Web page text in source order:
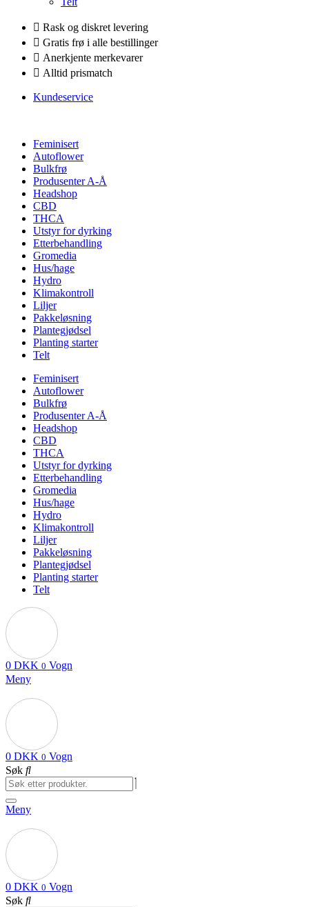
Rask og diskret levering
Gratis frø i alle bestillinger
Anerkjente merkevarer
Alltid prismatch
Kundeservice
Feminisert
Autoflower
Bulkfrø
Produsenter A-Å
Headshop
CBD
THCA
Utstyr for dyrking
Etterbehandling
Gromedia
Hus/hage
Hydro
Klimakontroll
Liljer
Pakkeløsning
Plantegjødsel
Planting starter
Telt
Feminisert
Autoflower
Bulkfrø
Produsenter A-Å
Headshop
CBD
THCA
Utstyr for dyrking
Etterbehandling
Gromedia
Hus/hage
Hydro
Klimakontroll
Liljer
Pakkeløsning
Plantegjødsel
Planting starter
Telt
0 DKK 0 Vogn
Meny
0 DKK 0 Vogn
Søk
Meny
0 DKK 0 Vogn
Søk